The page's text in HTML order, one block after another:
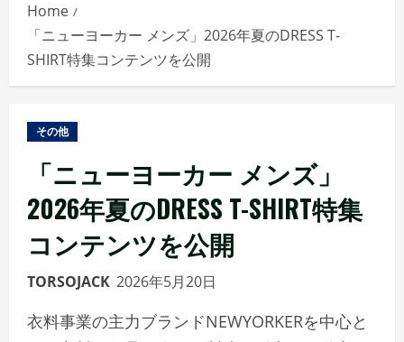
Home
「ニューヨーカー メンズ」2026年夏のDRESS T-
SHIRT特集コンテンツを公開
その他
「ニューヨーカー メンズ」
2026年夏のDRESS T-SHIRT特集
コンテンツを公開
TORSOJACK 2026年5月20日
衣料事業の主力ブランドNEWYORKERを中心と